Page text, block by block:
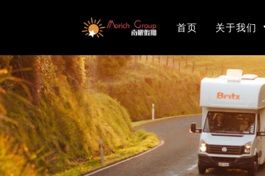
首页 关于我们